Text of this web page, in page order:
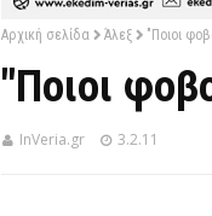
Αρχική σελίδα Άλεξ "Ποιοι
"Ποιοι
InVeria.gr 3.2.11